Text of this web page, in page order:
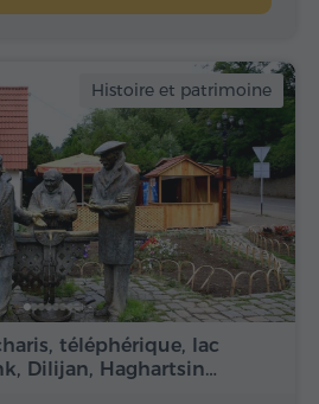
Histoire et patrimoine
téléphérique, lac
Dilijan, Haghartsin…